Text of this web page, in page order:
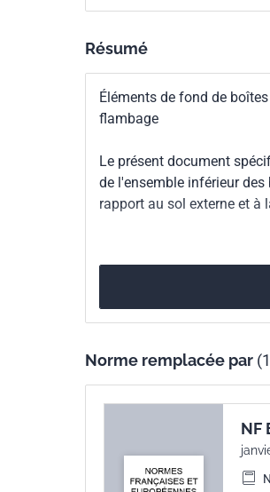
Codes ICS
Indice de
Numéro de tirage
européenne
Résumé
Éléments de fond de
flambage
Le présent document
de l'ensemble inférieur
rapport au sol externe et à
Norme remplacée par
NF